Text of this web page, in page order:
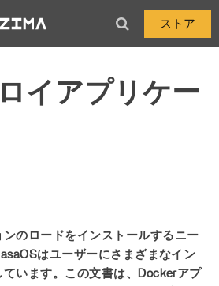
ストア
イアプリケー
ンのロードをインストールするニー
はユーザーにさまざまなイン
います。この文書は、Dockerアプ